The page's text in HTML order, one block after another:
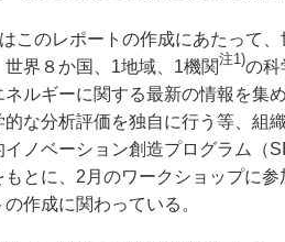
このレポートの作成にあたって、
世界８か国、1地域、1機関注1)の科
ネルギーに関する最新の情報を集
的な分析評価を独自に行う等、組
イノベーション創造プログラム（
もとに、2月のワークショップに
の作成に関わっている。